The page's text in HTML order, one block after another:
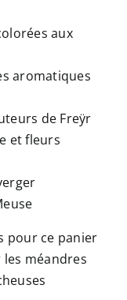
aux
aromatiques
de Freÿr
et fleurs
pour ce panier
méandres